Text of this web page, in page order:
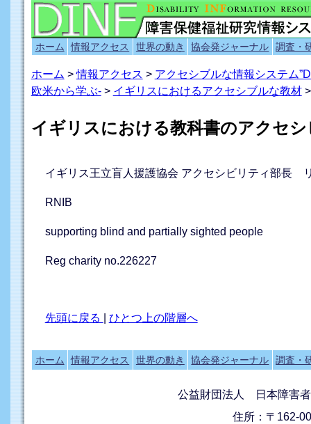
ホーム 情報アクセス 世界の動き 協会発ジャーナル 調査・
ホーム >情報アクセス > アクセシブルな情報システム
欧米から学ぶ-> イギリスにおけるアクセシブルな教材>
イギリスにおける教科書のアクセ
イギリス王立盲人援護協会 アクセシビリティ部長
RNIB
supporting blind and partially sighted people
Reg charity no.226227
先頭に戻る ひとつ上の階層へ
ホーム 情報アクセス 世界の動き 協会発ジャーナル 調査・
公益財団法人 日本障害
住所：〒162-